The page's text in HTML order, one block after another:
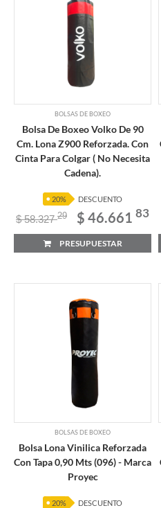
BOLSAS DE BOXEO
Bolsa De Boxeo Volko De 90
Cm. Lona Z900 Reforzada. Con
Cinta Para Colgar ( No Necesita
Cadena).
20% DESCUENTO
$ 58.32729 $ 46.661 83
PRESUPUESTAR
BOLSAS DE BOXEO
Bolsa Lona Vinilica Reforzada
Con Tapa 0,90 Mts (096) - Marca
Proyec
20% DESCUENTO